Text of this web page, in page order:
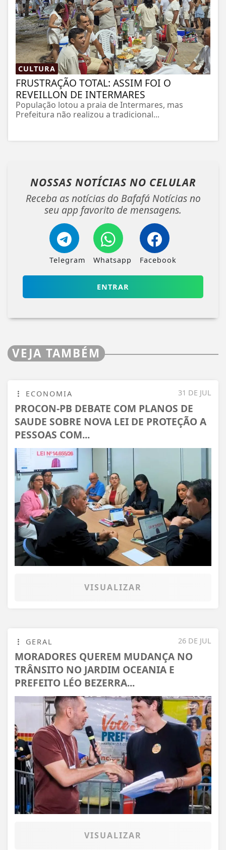
CULTURA
FRUSTRAÇÃO TOTAL: ASSIM FOI O
REVEILLON DE INTERMARES
População lotou a praia de Intermares, mas
Prefeitura não realizou a tradicional...
NOSSAS NOTÍCIAS NO CELULAR
Receba as notícias do Bafafá Notícias no
seu app favorito de mensagens.
Telegram Whatsapp Facebook
ENTRAR
VEJA TAMBÉM
31 DE JUL
ECONOMIA
PROCON-PB DEBATE COM PLANOS DE
SAUDE SOBRE NOVA LEI DE PROTEÇÃO A
PESSOAS COM...
VISUALIZAR
26 DE JUL
GERAL
MORADORES QUEREM MUDANÇA NO
TRÂNSITO NO JARDIM OCEANIA E
PREFEITO LÉO BEZERRA...
VISUALIZAR